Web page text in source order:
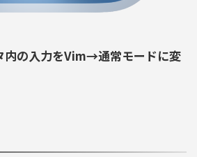
内の入力をVim→通常モードに変